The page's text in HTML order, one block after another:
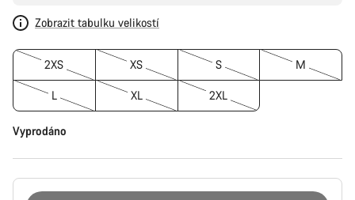
Zobrazit tabulku velikostí
2XS XS S M
L XL 2XL
Vyprodáno